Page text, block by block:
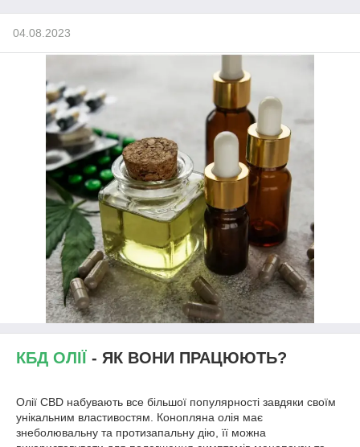
04.08.2023
КБД ОЛІЇ - ЯК ВОНИ ПРАЦЮЮТЬ?
Олії CBD набувають все більшої популярності завдяки своїм
унікальним властивостям. Конопляна олія має
знеболювальну та протизапальну дію, її можна